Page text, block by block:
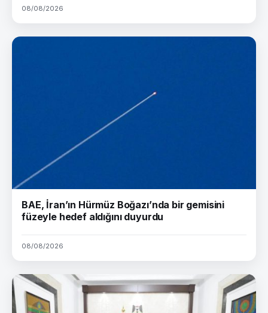
08/08/2026
BAE, İran’ın Hürmüz Boğazı’nda bir gemisini
füzeyle hedef aldığını duyurdu
08/08/2026